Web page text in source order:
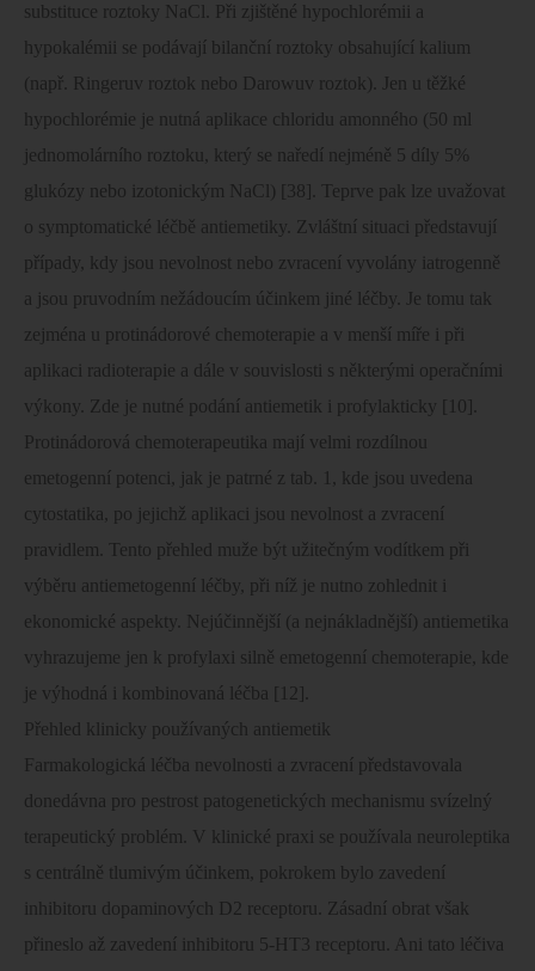
substituce roztoky NaCl. Při zjištěné hypochlorémii a
hypokalémii se podávají bilanční roztoky obsahující kalium
(např. Ringeruv roztok nebo Darowuv roztok). Jen u těžké
hypochlorémie je nutná aplikace chloridu amonného (50 ml
jednomolárního roztoku, který se naředí nejméně 5 díly 5%
glukózy nebo izotonickým NaCl) [38]. Teprve pak lze uvažovat
o symptomatické léčbě antiemetiky. Zvláštní situaci představují
případy, kdy jsou nevolnost nebo zvracení vyvolány iatrogenně
a jsou pruvodním nežádoucím účinkem jiné léčby. Je tomu tak
zejména u protinádorové chemoterapie a v menší míře i při
aplikaci radioterapie a dále v souvislosti s některými operačními
výkony. Zde je nutné podání antiemetik i profylakticky [10].
Protinádorová chemoterapeutika mají velmi rozdílnou
emetogenní potenci, jak je patrné z tab. 1, kde jsou uvedena
cytostatika, po jejichž aplikaci jsou nevolnost a zvracení
pravidlem. Tento přehled muže být užitečným vodítkem při
výběru antiemetogenní léčby, při níž je nutno zohlednit i
ekonomické aspekty. Nejúčinnější (a nejnákladnější) antiemetika
vyhrazujeme jen k profylaxi silně emetogenní chemoterapie, kde
je výhodná i kombinovaná léčba [12].
Přehled klinicky používaných antiemetik
Farmakologická léčba nevolnosti a zvracení představovala
donedávna pro pestrost patogenetických mechanismu svízelný
terapeutický problém. V klinické praxi se používala neuroleptika
s centrálně tlumivým účinkem, pokrokem bylo zavedení
inhibitoru dopaminových D2 receptoru. Zásadní obrat však
přineslo až zavedení inhibitoru 5-HT3 receptoru. Ani tato léčiva